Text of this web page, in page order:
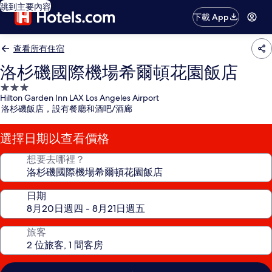
跳到主要內容
下載 App
查看所有住宿
洛杉磯國際機場希爾頓花園飯店
3.0
星
級
住
宿
Hilton Garden Inn LAX Los Angeles Airport
洛杉磯飯店，設有餐廳和酒吧/酒廊
選擇日期以查看價格
想要去哪裡？
日期
旅客